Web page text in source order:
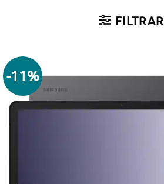
FILTRAR
-11%